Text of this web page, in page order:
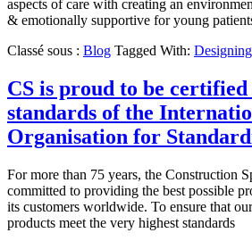
aspects of care with creating an
& emotionally supportive for young
Classé sous : Blog Tagged With:
CS is proud to be certified
standards of the
Organisation for
For more than 75 years, the Construction
committed to providing the best possible
its customers worldwide. To ensure that
products meet the very highest standards